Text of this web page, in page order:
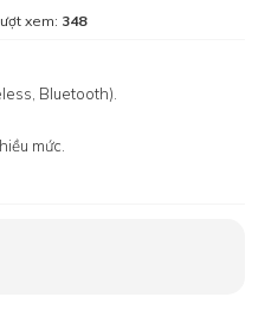
xem: 348
Bluetooth).
mức.